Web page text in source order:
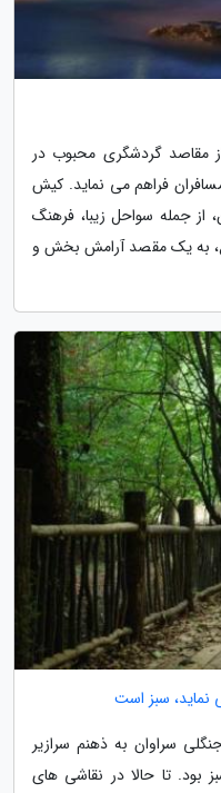
مقاصد گردشگری محبوب در
مسافران فراهم می نماید. کیش
از جمله سواحل زیبا، فرهنگ
به یک مقصد آرامش بخش و
سبز است
سراوان به ذهنم سرازیر
بود. تا حالا در نقاشی های